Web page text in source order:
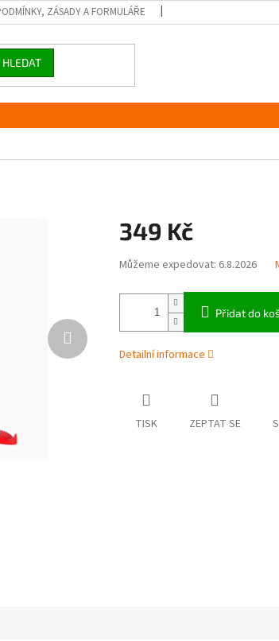
ZÁSADY A FORMULÁŘE
HLEDAT
349 Kč
Měrná
cena:
Můžeme expedovat: 6.8.2026
Přidat do
Detailní informace
TISK ZEPTAT SE